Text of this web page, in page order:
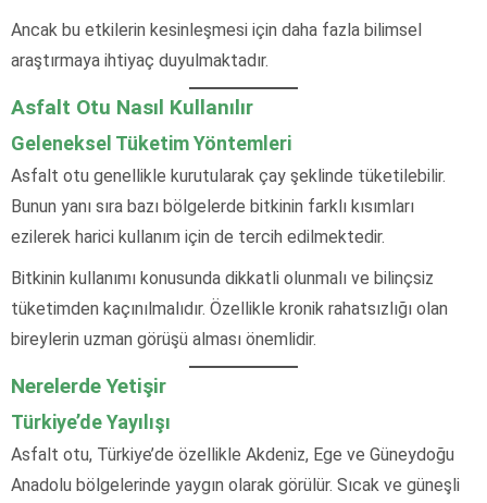
Ancak bu etkilerin kesinleşmesi için daha fazla bilimsel
araştırmaya ihtiyaç duyulmaktadır.
Asfalt Otu Nasıl Kullanılır
Geleneksel Tüketim Yöntemleri
Asfalt otu genellikle kurutularak çay şeklinde tüketilebilir.
Bunun yanı sıra bazı bölgelerde bitkinin farklı kısımları
ezilerek harici kullanım için de tercih edilmektedir.
Bitkinin kullanımı konusunda dikkatli olunmalı ve bilinçsiz
tüketimden kaçınılmalıdır. Özellikle kronik rahatsızlığı olan
bireylerin uzman görüşü alması önemlidir.
Nerelerde Yetişir
Türkiye’de Yayılışı
Asfalt otu, Türkiye’de özellikle Akdeniz, Ege ve Güneydoğu
Anadolu bölgelerinde yaygın olarak görülür. Sıcak ve güneşli